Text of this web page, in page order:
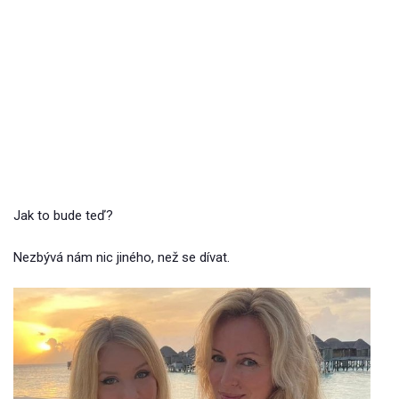
Jak to bude teď?
Nezbývá nám nic jiného, než se dívat.